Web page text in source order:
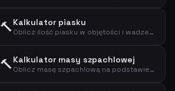
🔨Kalkulator piasku
Oblicz ilość piasku w objętości i wadze na podstawie powierzchni i grubości
🔨Kalkulator masy szpachlowej
Oblicz masę szpachlową na podstawie powierzchni i typu